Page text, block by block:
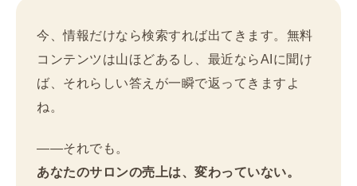
今、情報だけなら検索すれば出てきます。無料
コンテンツは山ほどあるし、最近ならAIに聞け
ば、それらしい答えが一瞬で返ってきますよ
ね。
——それでも。
あなたのサロンの売上は、変わっていない。